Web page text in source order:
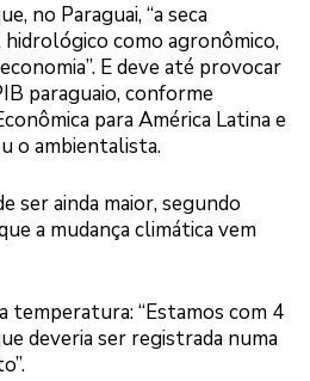
no Paraguai, “a seca
como agronômico,
E deve até provocar
paraguaio, conforme
para América Latina e
o ambientalista.
ser ainda maior, segundo
a mudança climática vem
temperatura: “Estamos com 4
deveria ser registrada numa